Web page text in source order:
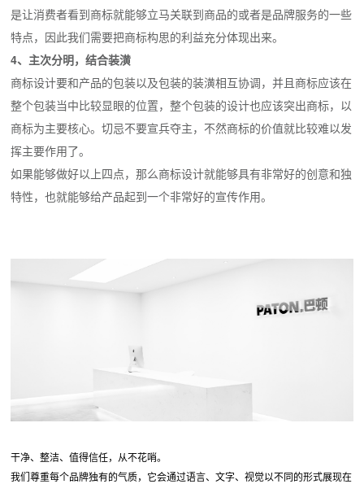
是让消费者看到商标就能够立马关联到商品的或者是品牌服务的一些
特点，因此我们需要把商标构思的利益充分体现出来。
4、主次分明，结合装潢
商标设计要和产品的包装以及包装的装潢相互协调，并且商标应该在
整个包装当中比较显眼的位置，整个包装的设计也应该突出商标，以
商标为主要核心。切忌不要宣兵夺主，不然商标的价值就比较难以发
挥主要作用了。
如果能够做好以上四点，那么商标设计就能够具有非常好的创意和独
特性，也就能够给产品起到一个非常好的宣传作用。
干净、整洁、值得信任，从不花哨。
我们尊重每个品牌独有的气质，它会通过语言、文字、视觉以不同的形式展现在